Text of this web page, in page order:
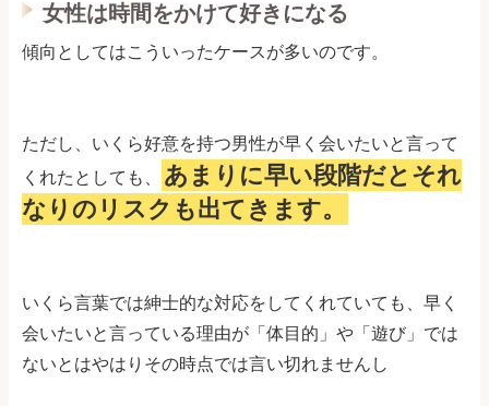
女性は時間をかけて好きになる
傾向としてはこういったケースが多いのです。
ただし、いくら好意を持つ男性が早く会いたいと言って
くれたとしても、
あまりに早い段階だとそれ
なりのリスクも出てきます。
いくら言葉では紳士的な対応をしてくれていても、早く
会いたいと言っている理由が「体目的」や「遊び」では
ないとはやはりその時点では言い切れませんし